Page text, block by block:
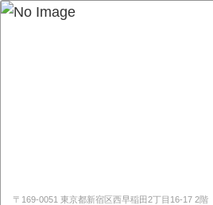
〒169-0051 東京都新宿区西早稲田2丁目16-17 2階